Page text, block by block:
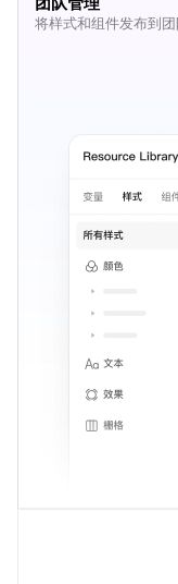
将样式和组件发布到